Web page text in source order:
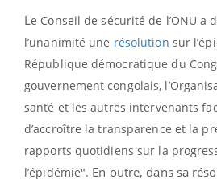
Le Conseil de sécurité de l’ONU a
l’unanimité une résolution sur
République démocratique du
gouvernement congolais,
santé et les autres intervenants
d’accroître la transparence et la
rapports quotidiens sur la
l’épidémie". En outre, dans sa